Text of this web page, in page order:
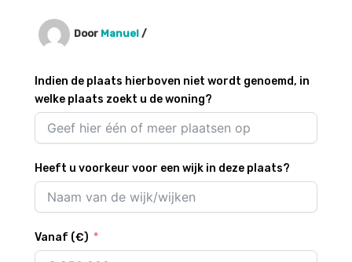
Door Manuel /
Indien de plaats hierboven niet wordt genoemd, in
welke plaats zoekt u de woning?
Heeft u voorkeur voor een wijk in deze plaats?
Vanaf (€)